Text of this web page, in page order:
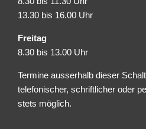
13.30 bis 16.00 Uhr
Freitag
8.30 bis 13.00 Uhr
Termine ausserhalb dieser
telefonischer, schriftlicher oder
stets möglich.